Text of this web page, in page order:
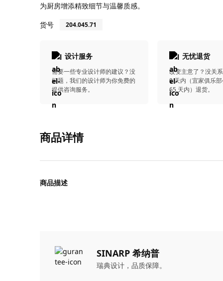
为厨房增添精致细节与温馨质感。
货号
204.045.71
设计服务
需要一些专业设计师的建议？没
问题，我们的设计师为你免费的
提供咨询服务。
无忧退货
改变主意了？没关
0 天内（宜家俱乐
65 天内）退货。
商品详情
商品描述
SINARP 希纳普
瑞典设计，品质保障。